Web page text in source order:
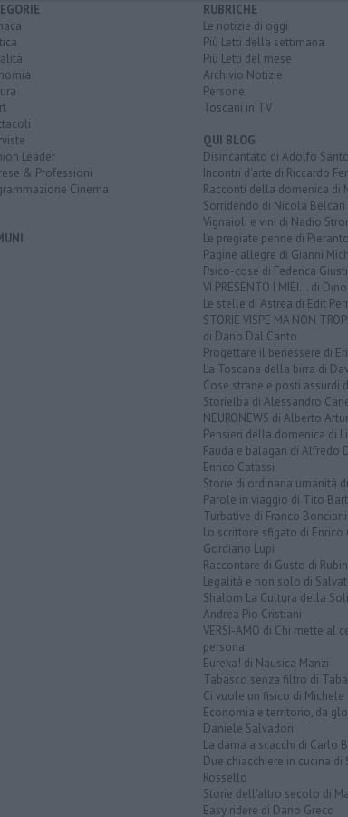
Leader
& Professioni
Cinema
RUBRICHE
Le notizie di oggi
Più Letti della settimana
Più Letti del mese
Archivio Notizie
Persone
Toscani in TV
QUI BLOG
Disincantato di Adolfo
Incontri d'arte di Riccardo
Racconti della domenica di
Sorridendo di Nicola Belcari
Vignaioli e vini di Nadio
Le pregiate penne di
Pagine allegre di Gianni
Psico-cose di Federica Giusti
VI PRESENTO I MIEI... di
Le stelle di Astrea di Edit
STORIE VISPE MA NON
di Dario Dal Canto
Progettare il benessere di
La Toscana della birra di
Cose strane e posti assurdi
Storielba di Alessandro
NEURONEWS di Alberto
Pensieri della domenica di
Fauda e balagan di Alfredo
Enrico Catassi
Storie di ordinaria umanità
Parole in viaggio di Tito
Turbative di Franco Bonciani
Lo scrittore sfigato di Enrico
Gordiano Lupi
Raccontare di Gusto di
Legalità e non solo di
Shalom La Cultura della
Andrea Pio Cristiani
VERSI-AMO di Chi mette al
persona
Eureka! di Nausica Manzi
Tabasco senza filtro di
Ci vuole un fisico di Michele
Economia e territorio, da
Daniele Salvadori
La dama a scacchi di Carlo
Due chiacchiere in cucina di
Rossello
Storie dell'altro secolo di
Easy ridere di Dario Greco